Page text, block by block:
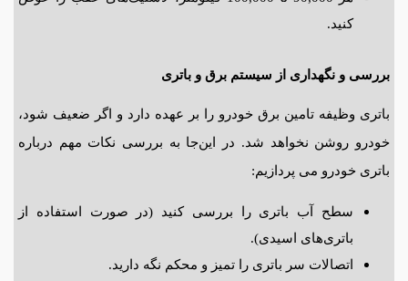
کنید.
بررسی و نگهداری از سیستم برق و باتری
باتری وظیفه تامین برق خودرو را بر عهده دارد و اگر ضعیف شود،
خودرو روشن نخواهد شد. در این‌جا به بررسی نکات مهم درباره
باتری خودرو می پردازیم:
سطح آب باتری را بررسی کنید (در صورت استفاده از
باتری‌های اسیدی).
اتصالات سر باتری را تمیز و محکم نگه دارید.